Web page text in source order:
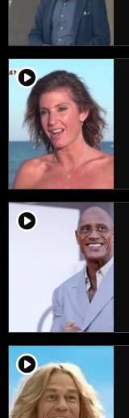
player2
player2
player2